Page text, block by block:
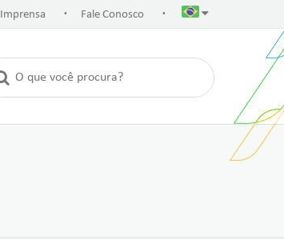
Imprensa . Fale Conosco .